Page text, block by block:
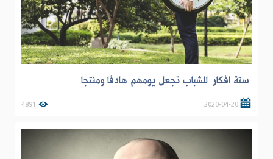
ستة افكار للشباب تجعل يومهم هادفا ومنتجا
2020-04-20
4891